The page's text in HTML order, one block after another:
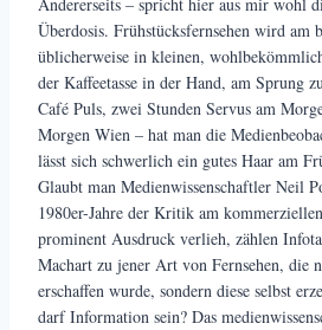
Überdosis. Frühstücksfernsehen wird am
üblicherweise in kleinen,
der Kaffeetasse in der Hand, am Sprung
Café Puls, zwei Stunden Servus am
Morgen Wien – hat man die
lässt sich schwerlich ein gutes Haar am
Glaubt man Medienwissenschaftler Neil
1980er-Jahre der Kritik am
prominent Ausdruck verlieh, zählen
Machart zu jener Art von Fernsehen, die
erschaffen wurde, sondern diese selbst
darf Information sein? Das